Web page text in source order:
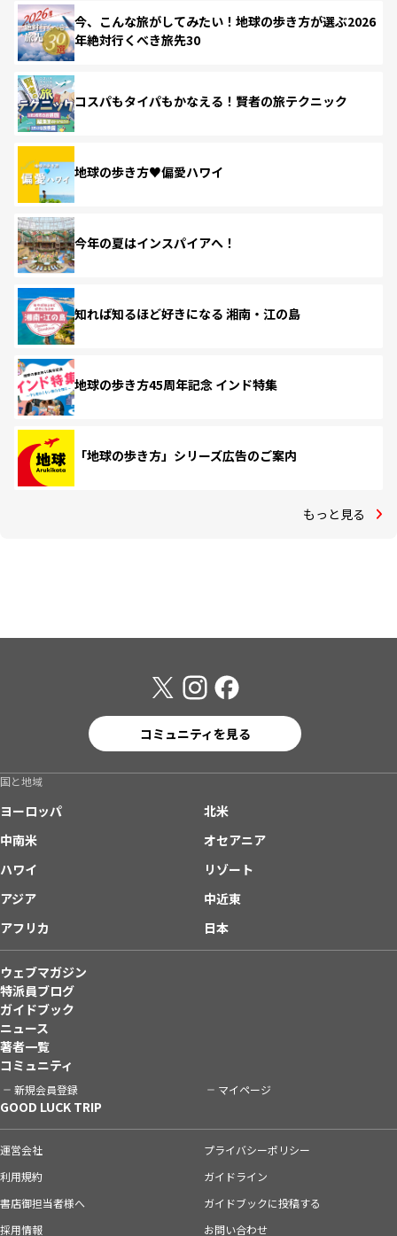
今、こんな旅がしてみたい！地球の歩き方が選ぶ2026
年絶対行くべき旅先30
コスパもタイパもかなえる！賢者の旅テクニック
地球の歩き方♥偏愛ハワイ
今年の夏はインスパイアへ！
知れば知るほど好きになる 湘南・江の島
地球の歩き方45周年記念 インド特集
「地球の歩き方」シリーズ広告のご案内
もっと見る
コミュニティを見る
国と地域
ヨーロッパ
北米
中南米
オセアニア
ハワイ
リゾート
アジア
中近東
アフリカ
日本
ウェブマガジン
特派員ブログ
ガイドブック
ニュース
著者一覧
コミュニティ
新規会員登録 マイページ
GOOD LUCK TRIP
運営会社
プライバシーポリシー
利用規約
ガイドライン
書店御担当者様へ
ガイドブックに投稿する
採用情報
お問い合わせ